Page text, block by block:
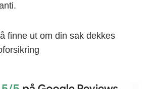
finne ut om din sak dekkes